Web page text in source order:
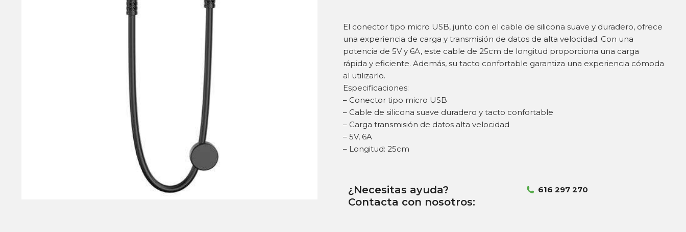
El conector tipo micro USB, junto con el cable de silicona suave y duradero, ofrece
una experiencia de carga y transmisión de datos de alta velocidad. Con una
potencia de 5V y 6A, este cable de 25cm de longitud proporciona una carga
rápida y eficiente. Además, su tacto confortable garantiza una experiencia cómoda
al utilizarlo.
Especificaciones:
– Conector tipo micro USB
– Cable de silicona suave duradero y tacto confortable
– Carga transmisión de datos alta velocidad
– 5V, 6A
– Longitud: 25cm
¿Necesitas ayuda?
Contacta con nosotros:
616 297 270